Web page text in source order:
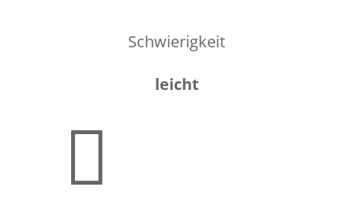
Schwierigkeit
leicht
